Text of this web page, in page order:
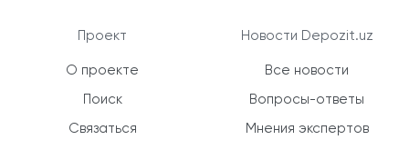
Проект
О проекте
Поиск
Связаться
Новости Depozit.uz
Все новости
Вопросы-ответы
Мнения экспертов